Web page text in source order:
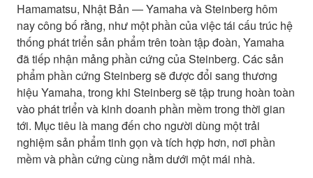
Hamamatsu, Nhật Bản ― Yamaha và Steinberg hôm
nay công bố rằng, như một phần của việc tái cấu trúc hệ
thống phát triển sản phẩm trên toàn tập đoàn, Yamaha
đã tiếp nhận mảng phần cứng của Steinberg. Các sản
phẩm phần cứng Steinberg sẽ được đổi sang thương
hiệu Yamaha, trong khi Steinberg sẽ tập trung hoàn toàn
vào phát triển và kinh doanh phần mềm trong thời gian
tới. Mục tiêu là mang đến cho người dùng một trải
nghiệm sản phẩm tinh gọn và tích hợp hơn, nơi phần
mềm và phần cứng cùng nằm dưới một mái nhà.